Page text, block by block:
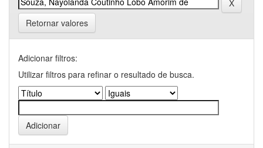
Retornar valores
Adicionar filtros:
Utilizar filtros para refinar o resultado de busca.